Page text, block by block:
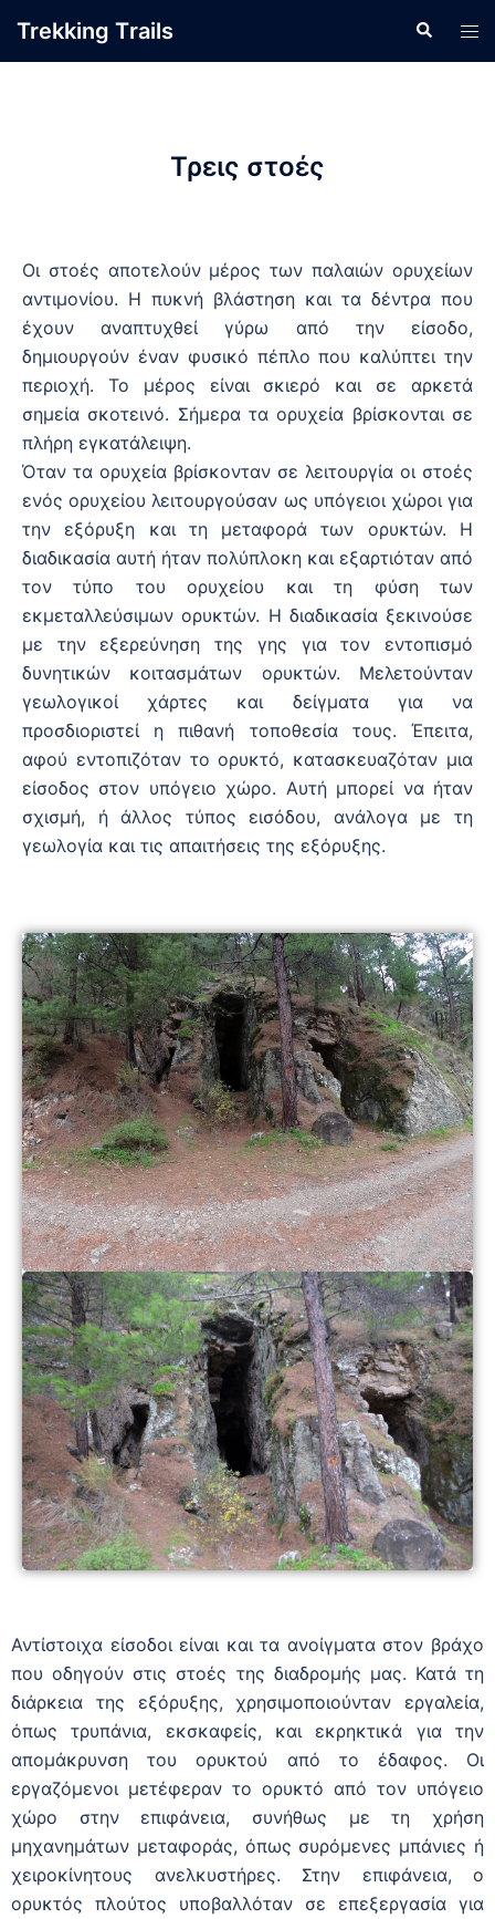
Trekking Τrails
Τρεις στοές
Οι στοές αποτελούν μέρος των παλαιών ορυχείων
αντιμονίου. Η πυκνή βλάστηση και τα δέντρα που
έχουν αναπτυχθεί γύρω από την είσοδο,
δημιουργούν έναν φυσικό πέπλο που καλύπτει την
περιοχή. Το μέρος είναι σκιερό και σε αρκετά
σημεία σκοτεινό. Σήμερα τα ορυχεία βρίσκονται σε
πλήρη εγκατάλειψη.
Όταν τα ορυχεία βρίσκονταν σε λειτουργία οι στοές
ενός ορυχείου λειτουργούσαν ως υπόγειοι χώροι για
την εξόρυξη και τη μεταφορά των ορυκτών. Η
διαδικασία αυτή ήταν πολύπλοκη και εξαρτιόταν από
τον τύπο του ορυχείου και τη φύση των
εκμεταλλεύσιμων ορυκτών. Η διαδικασία ξεκινούσε
με την εξερεύνηση της γης για τον εντοπισμό
δυνητικών κοιτασμάτων ορυκτών. Μελετούνταν
γεωλογικοί χάρτες και δείγματα για να
προσδιοριστεί η πιθανή τοποθεσία τους. Έπειτα,
αφού εντοπιζόταν το ορυκτό, κατασκευαζόταν μια
είσοδος στον υπόγειο χώρο. Αυτή μπορεί να ήταν
σχισμή, ή άλλος τύπος εισόδου, ανάλογα με τη
γεωλογία και τις απαιτήσεις της εξόρυξης.
Αντίστοιχα είσοδοι είναι και τα ανοίγματα στον βράχο
που οδηγούν στις στοές της διαδρομής μας. Κατά τη
διάρκεια της εξόρυξης, χρησιμοποιούνταν εργαλεία,
όπως τρυπάνια, εκσκαφείς, και εκρηκτικά για την
απομάκρυνση του ορυκτού από το έδαφος. Οι
εργαζόμενοι μετέφεραν το ορυκτό από τον υπόγειο
χώρο στην επιφάνεια, συνήθως με τη χρήση
μηχανημάτων μεταφοράς, όπως συρόμενες μπάνιες ή
χειροκίνητους ανελκυστήρες. Στην επιφάνεια, ο
ορυκτός πλούτος υποβαλλόταν σε επεξεργασία για